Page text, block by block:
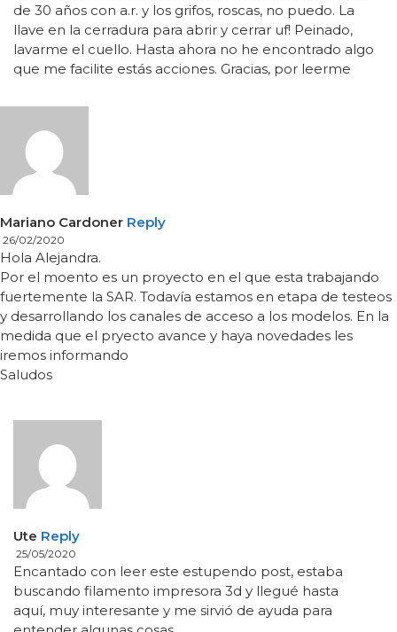
de 30 años con a.r. y los grifos, roscas, no puedo. La
llave en la cerradura para abrir y cerrar uf! Peinado,
lavarme el cuello. Hasta ahora no he encontrado algo
que me facilite estás acciones. Gracias, por leerme
Mariano Cardoner Reply
26/02/2020
Hola Alejandra.
Por el moento es un proyecto en el que esta trabajando
fuertemente la SAR. Todavía estamos en etapa de testeos
y desarrollando los canales de acceso a los modelos. En la
medida que el pryecto avance y haya novedades les
iremos informando
Saludos
Ute Reply
25/05/2020
Encantado con leer este estupendo post, estaba
buscando filamento impresora 3d y llegué hasta
aquí, muy interesante y me sirvió de ayuda para